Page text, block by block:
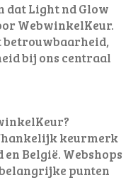
dat Light nd Glow
WebwinkelKeur.
betrouwbaarheid,
bij ons centraal
keurmerk
België. Webshops
punten